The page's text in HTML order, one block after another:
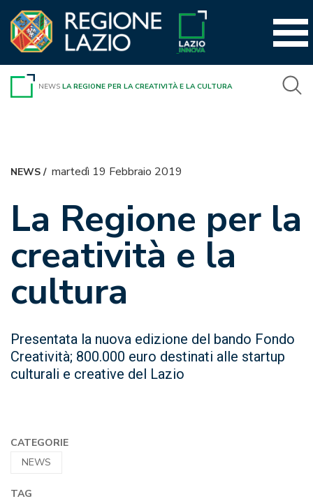
contenuto
NEWS LA REGIONE PER LA CREATIVITÀ E LA CULTURA
NEWS/ martedì 19 Febbraio 2019
La Regione per la
creatività e la
cultura
Presentata la nuova edizione del bando Fondo
Creatività; 800.000 euro destinati alle startup
culturali e creative del Lazio
CATEGORIE
NEWS
TAG